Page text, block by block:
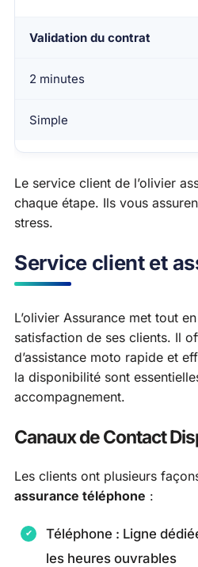
Validation du contrat
2 minutes
Simple
Le service client de l’olivier
chaque étape. Ils vous
stress.
Service client et
L’olivier Assurance met tout
satisfaction de ses clients. Il
d’assistance moto rapide et
la disponibilité sont
accompagnement.
Canaux de Contact
Les clients ont plusieurs
assurance téléphone :
Téléphone : Ligne
les heures ouvrables